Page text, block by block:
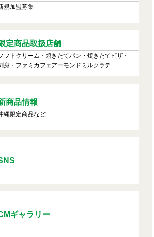
規加盟募集
定商品取扱店舗
フトクリーム・焼きたてパン・焼きたてピザ・
身・ファミカフェアーモンドミルクラテ
商品情報
縄限定商品など
ギャラリー